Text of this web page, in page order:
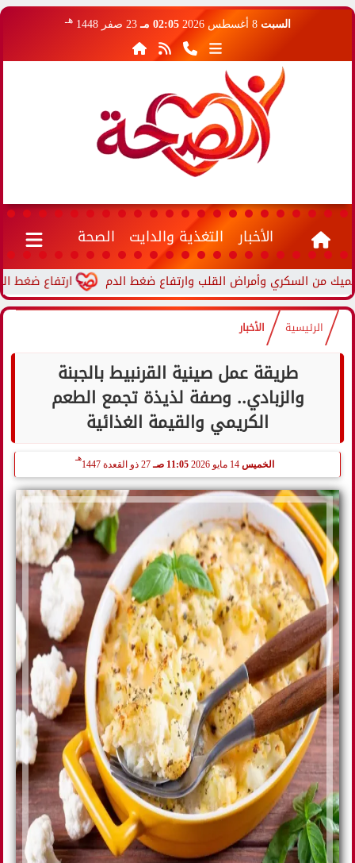
السبت 8 أغسطس 2026 02:05 مـ 23 صفر 1448 هـ
الأخبار التغذية والدايت الصحة
ارتفاع ضغط الدم
الرئيسية الأخبار
طريقة عمل صينية القرنبيط بالجبنة
والزبادي.. وصفة لذيذة تجمع الطعم
الكريمي والقيمة الغذائية
الخميس 14 مايو 2026 11:05 صـ 27 ذو القعدة 1447
هـ